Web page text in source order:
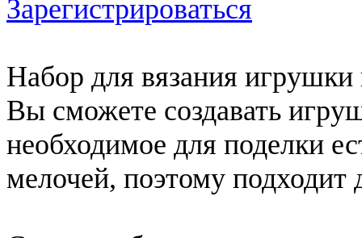
Зарегистрироваться
Набор для вязания
Вы сможете создавать
необходимое для поделки
мелочей, поэтому подходит